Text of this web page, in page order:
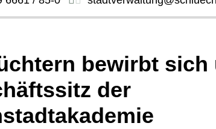
bewirbt sich
der